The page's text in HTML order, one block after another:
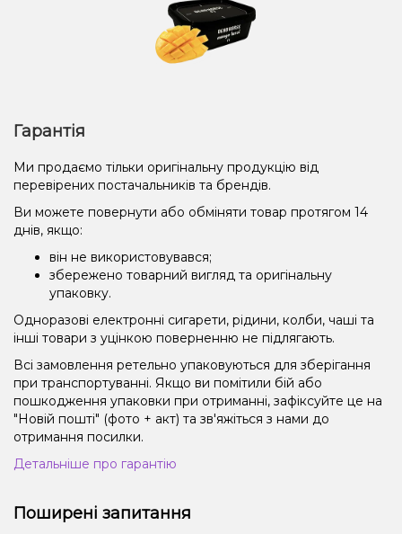
Гарантія
Ми продаємо тільки оригінальну продукцію від
перевірених постачальників та брендів.
Ви можете повернути або обміняти товар протягом 14
днів, якщо:
він не використовувався;
збережено товарний вигляд та оригінальну
упаковку.
Одноразові електронні сигарети, рідини, колби, чаші та
інші товари з уцінкою поверненню не підлягають.
Всі замовлення ретельно упаковуються для зберігання
при транспортуванні. Якщо ви помітили бій або
пошкодження упаковки при отриманні, зафіксуйте це на
"Новій пошті" (фото + акт) та зв'яжіться з нами до
отримання посилки.
Детальніше про гарантію
Поширені запитання